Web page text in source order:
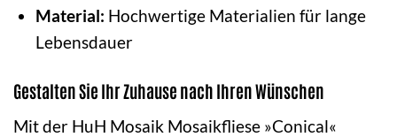
Material: Hochwertige Materialien für lange
Lebensdauer
Gestalten Sie Ihr Zuhause nach Ihren Wünschen
Mit der HuH Mosaik Mosaikfliese »Conical«